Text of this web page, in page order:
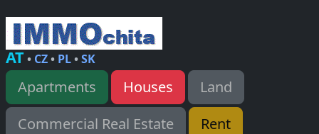
AT• CZ• PL•SK
Apartments Houses
Land
Commercial Real Estate
Rent